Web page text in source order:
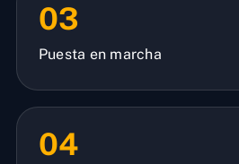
03
Puesta en marcha
04